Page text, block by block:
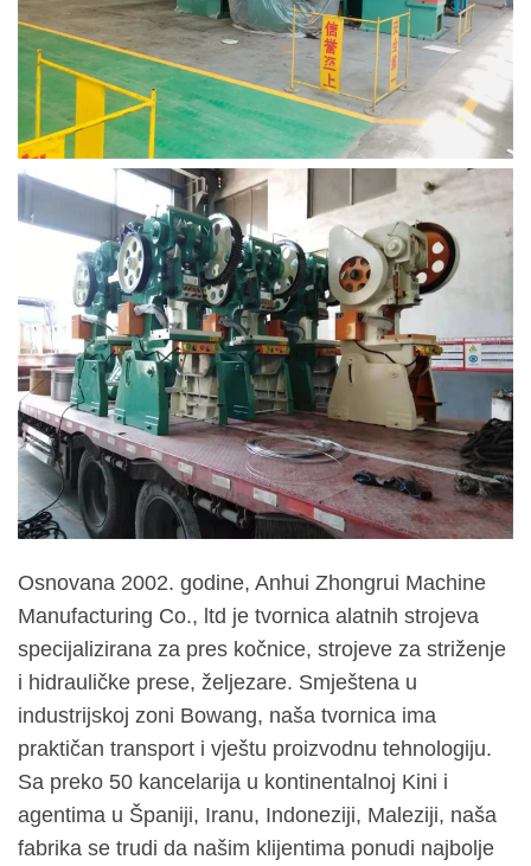
Osnovana 2002. godine, Anhui Zhongrui Machine
Manufacturing Co., ltd je tvornica alatnih strojeva
specijalizirana za pres kočnice, strojeve za striženje
i hidrauličke prese, željezare. Smještena u
industrijskoj zoni Bowang, naša tvornica ima
praktičan transport i vještu proizvodnu tehnologiju.
Sa preko 50 kancelarija u kontinentalnoj Kini i
agentima u Španiji, Iranu, Indoneziji, Maleziji, naša
fabrika se trudi da našim klijentima ponudi najbolje